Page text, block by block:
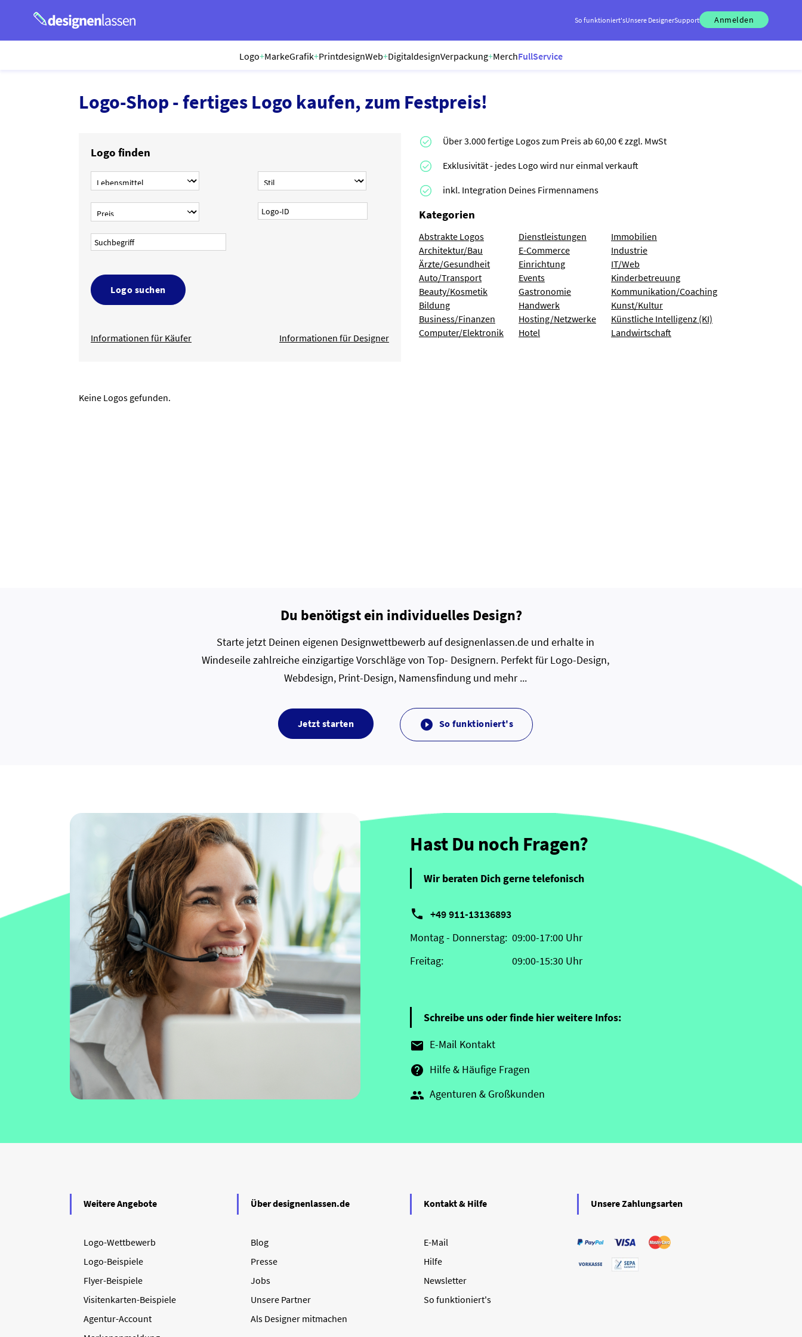
So funktioniert'sUnsere DesignerSupport Anmelden
Logo+MarkeGrafik+PrintdesignWeb+DigitaldesignVerpackung+MerchFullService
Logo-Shop - fertiges Logo kaufen, zum Festpreis!
Logo finden
Logo suchen
Informationen für Käufer Informationen für Designer
Über 3.000 fertige Logos zum Preis ab 60,00 € zzgl. MwSt
Exklusivität - jedes Logo wird nur einmal verkauft
inkl. Integration Deines Firmennamens
Kategorien
Abstrakte Logos
Architektur/Bau
Ärzte/Gesundheit
Auto/Transport
Beauty/Kosmetik
Bildung
Business/Finanzen
Computer/Elektronik
Dienstleistungen
E-Commerce
Einrichtung
Events
Gastronomie
Handwerk
Hosting/Netzwerke
Hotel
Immobilien
Industrie
IT/Web
Kinderbetreuung
Kommunikation/Coaching
Kunst/Kultur
Künstliche Intelligenz (KI)
Landwirtschaft
Keine Logos gefunden.
Du benötigst ein individuelles Design?
Starte jetzt Deinen eigenen Designwettbewerb auf designenlassen.de und erhalte in
Windeseile zahlreiche einzigartige Vorschläge von Top- Designern. Perfekt für Logo-Design,
Webdesign, Print-Design, Namensfindung und mehr ...
Jetzt starten  So funktioniert's
Hast Du noch Fragen?
Wir beraten Dich gerne telefonisch
 +49 911-13136893
Montag - Donnerstag:
Freitag:
09:00-17:00 Uhr
09:00-15:30 Uhr
Schreibe uns oder finde hier weitere Infos:
 E-Mail Kontakt
 Hilfe & Häufige Fragen
 Agenturen & Großkunden
Weitere Angebote
Logo-Wettbewerb
Logo-Beispiele
Flyer-Beispiele
Visitenkarten-Beispiele
Agentur-Account
Über designenlassen.de
Blog
Presse
Jobs
Unsere Partner
Als Designer mitmachen
Kontakt & Hilfe
E-Mail
Hilfe
Newsletter
So funktioniert's
Unsere Zahlungsarten